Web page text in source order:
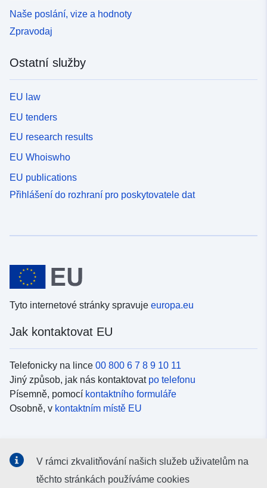
Naše poslání, vize a hodnoty
Zpravodaj
Ostatní služby
EU law
EU tenders
EU research results
EU Whoiswho
EU publications
Přihlášení do rozhraní pro poskytovatele dat
Tyto internetové stránky spravuje europa.eu
Jak kontaktovat EU
Telefonicky na lince 00 800 6 7 8 9 10 11
Jiný způsob, jak nás kontaktovat po telefonu
Písemně, pomocí kontaktního formuláře
Osobně, v kontaktním místě EU
Vyhledávání informačních kanálů EU vsociálních médiích
V rámci zkvalitňování našich služeb uživatelům na
těchto stránkách používáme cookies